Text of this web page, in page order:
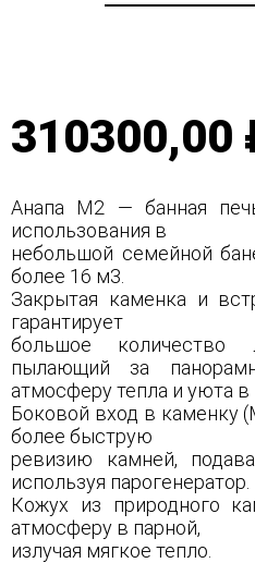
310300,00
Анапа М2 — банная
использования в
небольшой семейной
более 16 м3.
Закрытая каменка и
гарантирует
большое количество
пылающий за
атмосферу тепла и уюта
Боковой вход в каменку
более быструю
ревизию камней,
используя парогенератор.
Кожух из природного
атмосферу в парной,
излучая мягкое тепло.